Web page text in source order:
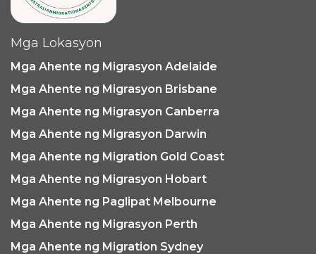
Mga Lokasyon
Mga Ahente ng Migrasyon Adelaide
Mga Ahente ng Migrasyon Brisbane
Mga Ahente ng Migrasyon Canberra
Mga Ahente ng Migrasyon Darwin
Mga Ahente ng Migration Gold Coast
Mga Ahente ng Migrasyon Hobart
Mga Ahente ng Paglipat Melbourne
Mga Ahente ng Migrasyon Perth
Mga Ahente ng Migration Sydney